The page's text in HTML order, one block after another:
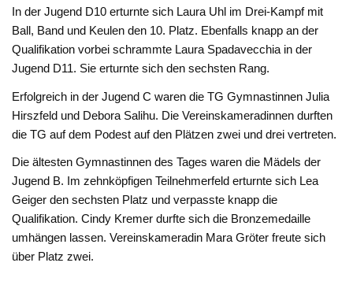
In der Jugend D10 erturnte sich Laura Uhl im Drei-Kampf mit
Ball, Band und Keulen den 10. Platz. Ebenfalls knapp an der
Qualifikation vorbei schrammte Laura Spadavecchia in der
Jugend D11. Sie erturnte sich den sechsten Rang.
Erfolgreich in der Jugend C waren die TG Gymnastinnen Julia
Hirszfeld und Debora Salihu. Die Vereinskameradinnen durften
die TG auf dem Podest auf den Plätzen zwei und drei vertreten.
Die ältesten Gymnastinnen des Tages waren die Mädels der
Jugend B. Im zehnköpfigen Teilnehmerfeld erturnte sich Lea
Geiger den sechsten Platz und verpasste knapp die
Qualifikation. Cindy Kremer durfte sich die Bronzemedaille
umhängen lassen. Vereinskameradin Mara Gröter freute sich
über Platz zwei.